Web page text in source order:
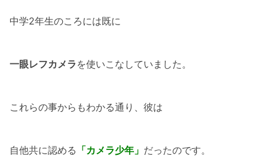
中学2年生のころには既に
一眼レフカメラ を使いこなしていました。
これらの事からもわかる通り、彼は
自他共に認める 「カメラ少年」 だったのです。